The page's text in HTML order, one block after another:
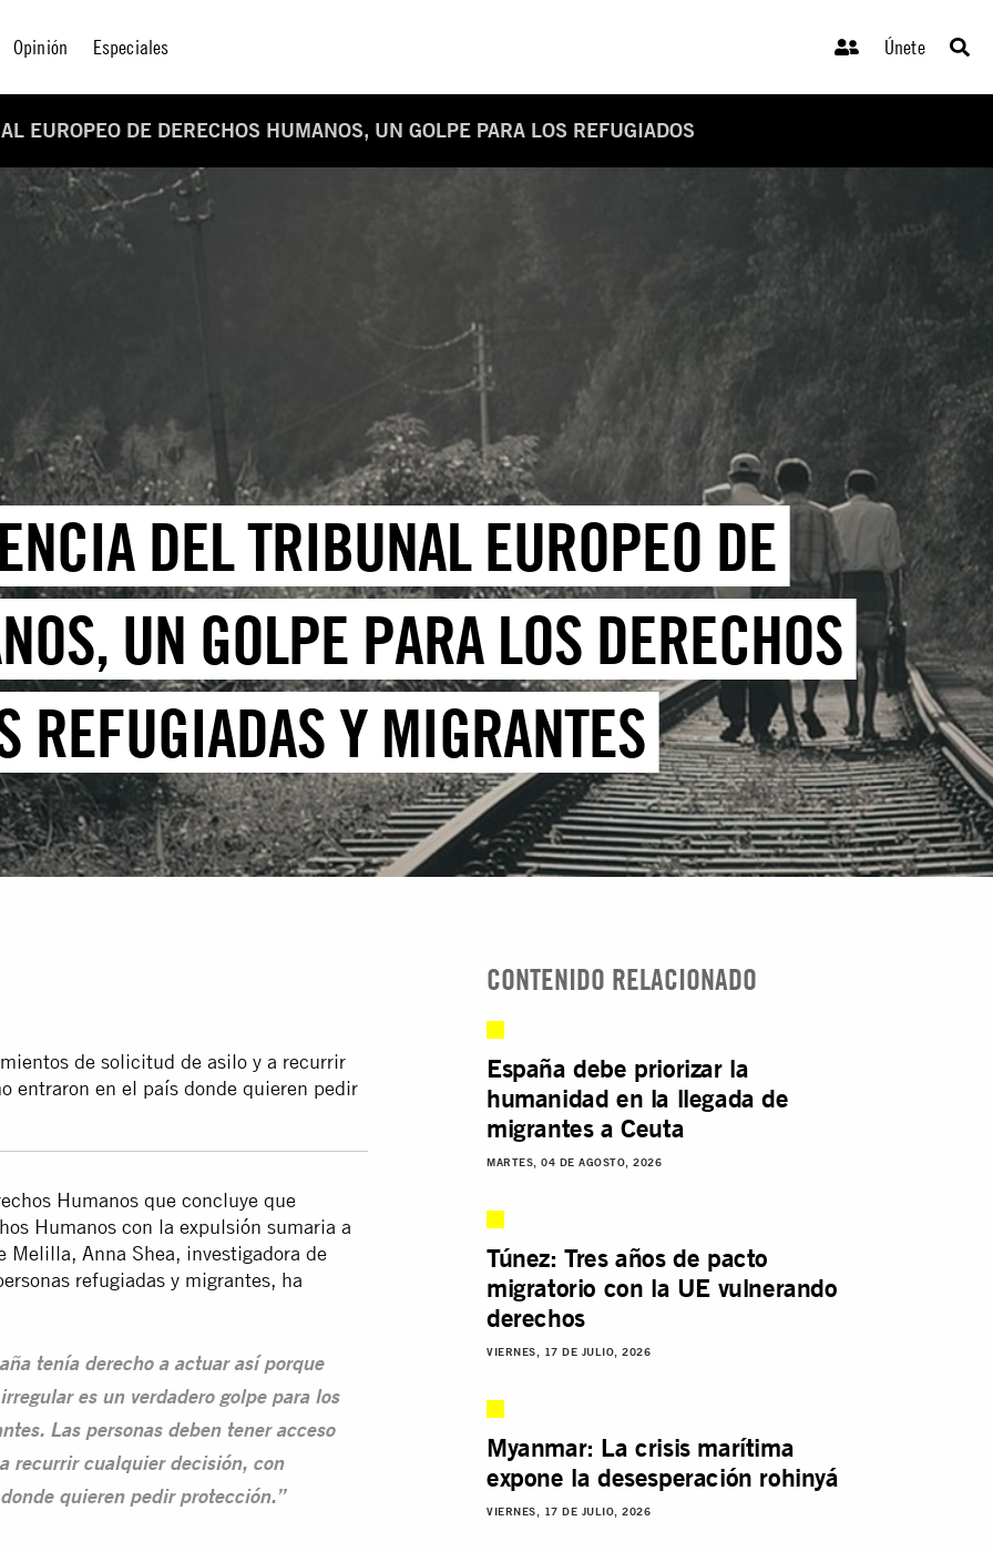
Opinión Especiales Únete
EUROPEO DE DERECHOS HUMANOS, UN GOLPE PARA LOS REFUGIADOS
DEL TRIBUNAL EUROPEO DE
UN GOLPE PARA LOS DERECHOS
REFUGIADAS Y MIGRANTES
de solicitud de asilo y a recurrir
entraron en el país donde quieren pedir
Humanos que concluye que
Humanos con la expulsión sumaria a
Melilla, Anna Shea, investigadora de
refugiadas y migrantes, ha
tenía derecho a actuar así porque
es un verdadero golpe para los
Las personas deben tener acceso
recurrir cualquier decisión, con
quieren pedir protección.”
CONTENIDO RELACIONADO
España debe priorizar la
humanidad en la llegada de
migrantes a Ceuta
MARTES, 04 DE AGOSTO, 2026
Túnez: Tres años de pacto
migratorio con la UE vulnerando
derechos
VIERNES, 17 DE JULIO, 2026
Myanmar: La crisis marítima
expone la desesperación rohinyá
VIERNES, 17 DE JULIO, 2026